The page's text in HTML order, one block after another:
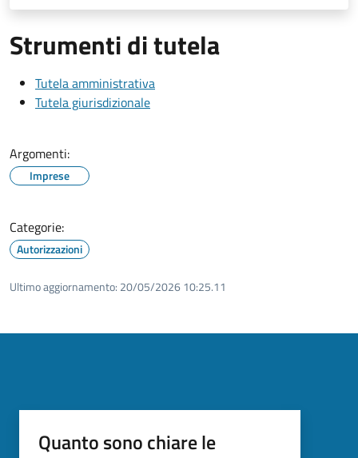
Strumenti di tutela
Tutela amministrativa
Tutela giurisdizionale
Argomenti:
Imprese
Categorie:
Autorizzazioni
Ultimo aggiornamento: 20/05/2026 10:25.11
Quanto sono chiare le